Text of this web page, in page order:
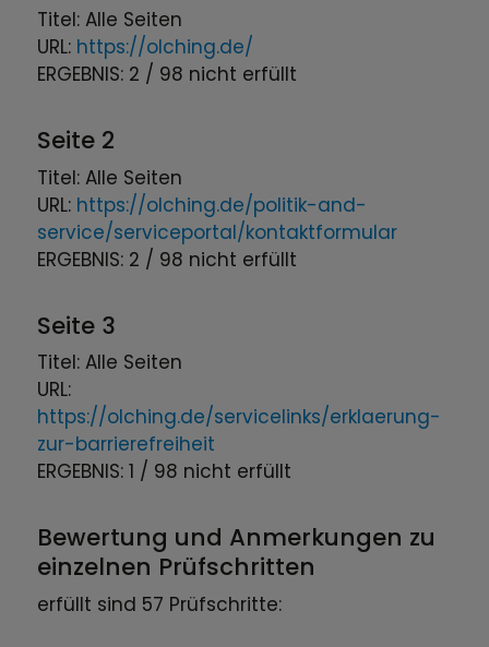
Titel: Alle Seiten
URL: https://olching.de/
ERGEBNIS: 2 / 98 nicht erfüllt
Seite 2
Titel: Alle Seiten
URL: https://olching.de/politik-and-
service/serviceportal/kontaktformular
ERGEBNIS: 2 / 98 nicht erfüllt
Seite 3
Titel: Alle Seiten
URL:
https://olching.de/servicelinks/erklaerung-
zur-barrierefreiheit
ERGEBNIS: 1 / 98 nicht erfüllt
Bewertung und Anmerkungen zu
einzelnen Prüfschritten
erfüllt sind 57 Prüfschritte: